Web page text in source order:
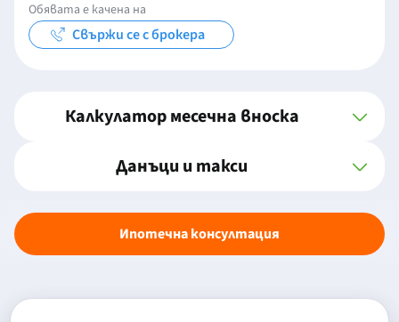
Обявата е качена на
Свържи се с брокера
Калкулатор месечна вноска
Данъци и такси
Ипотечна консултация